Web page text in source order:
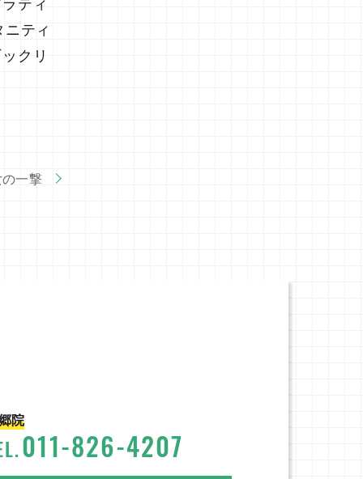
ティ
クリ
一撃
院
011-826-4207